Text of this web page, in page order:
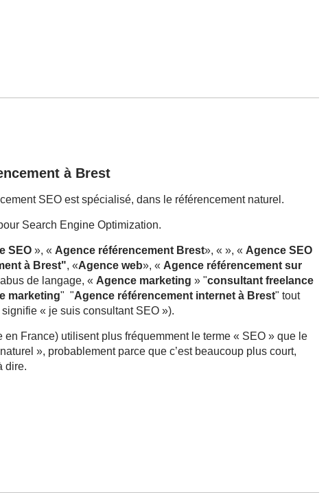
à Brest
SEO est spécialisé, dans le référencement naturel.
Search Engine Optimization.
SEO», « Agence référencement Brest», « », « Agence SEO
à Brest", «Agence web», « Agence référencement sur
de langage, « Agence marketing » "consultant freelance
marketing" "Agence référencement internet à Brest" tout
« je suis consultant SEO »).
en France) utilisent plus fréquemment le terme « SEO » que le
», probablement parce que c’est beaucoup plus court,
dire.